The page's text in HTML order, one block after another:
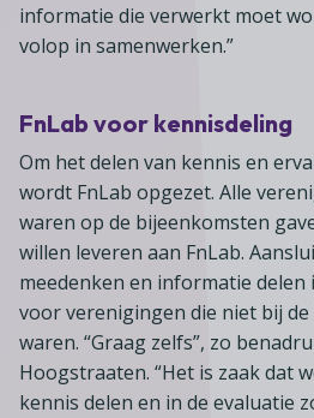
informatie die verwerkt moet
volop in samenwerken.”
FnLab voor kennisdeling
Om het delen van kennis en
wordt FnLab opgezet. Alle
waren op de bijeenkomsten
willen leveren aan FnLab.
meedenken en informatie
voor verenigingen die niet bij
waren. “Graag zelfs”, zo
Hoogstraaten. “Het is zaak dat
kennis delen en in de evaluatie